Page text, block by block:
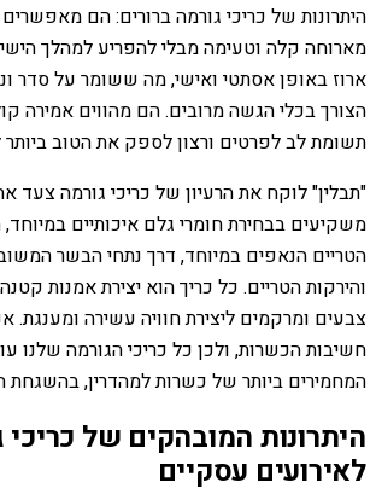
היתרונות של כריכי גורמה ברורים: הם
מארוחה קלה וטעימה מבלי להפריע למהלך
ארוז באופן אסתטי ואישי, מה ששומר על סדר
הצורך בכלי הגשה מרובים. הם מהווים אמירה
תשומת לב לפרטים ורצון לספק את הטוב
"תבלין" לוקח את הרעיון של כריכי גורמה צעד
משקיעים בבחירת חומרי גלם איכותיים
הטריים הנאפים במיוחד, דרך נתחי הבשר
והירקות הטריים. כל כריך הוא יצירת אמנות
צבעים ומרקמים ליצירת חוויה עשירה ומענגת.
חשיבות הכשרות, ולכן כל כריכי הגורמה שלנו
המחמירים ביותר של כשרות למהדרין,
היתרונות המובהקים של כריכי
לאירועים עסקיים